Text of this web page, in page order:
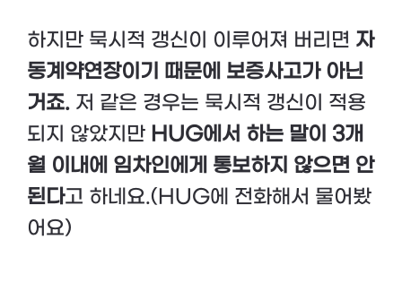
하지만 묵시적 갱신이 이루어져 버리면 자
동계약연장이기 때문에 보증사고가 아닌
거죠. 저 같은 경우는 묵시적 갱신이 적용
되지 않았지만 HUG에서 하는 말이 3개
월 이내에 임차인에게 통보하지 않으면 안
된다고 하네요.(HUG에 전화해서 물어봤
어요)